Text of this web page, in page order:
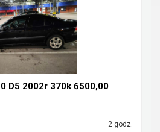
D5 2002r 370k 6500,00
2 godz.